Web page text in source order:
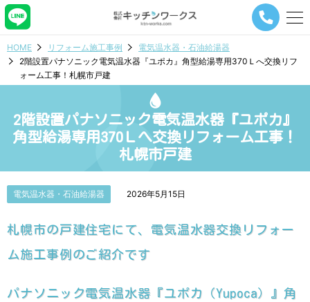
メ
ー
ビ
タ
HOME リフォーム施工事例
電気温水器・石油給湯器
2階設置パナソニック電気温水器『ユポカ』角型給湯専用370Ｌへ交換リフ
ォーム工事！札幌市戸建
2階設置パナソニック電気温水器『ユポカ』
角型給湯専用370Ｌへ交換リフォーム工事！
札幌市戸建
電気温水器・石油給湯器 2026年5月15日
札幌市の戸建住宅にて、電気温水器交換リフォー
ム施工事例のご紹介です
パナソニック電気温水器『ユポカ（Yupoca）』角